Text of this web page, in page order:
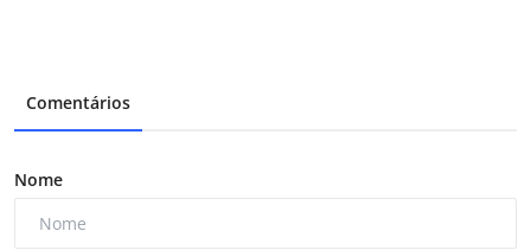
Comentários
Nome